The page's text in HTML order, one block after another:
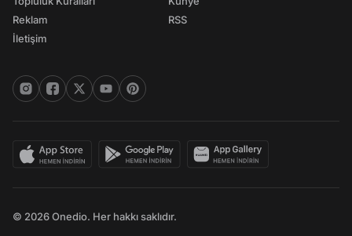
Reklam
İletişim
RSS
© 2026 Onedio. Her hakkı saklıdır.